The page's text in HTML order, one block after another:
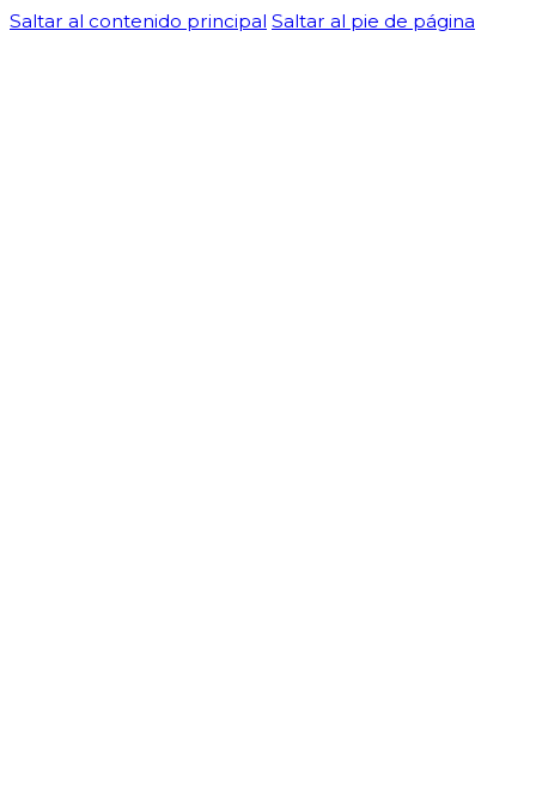
Saltar al contenido principal Saltar al pie de página